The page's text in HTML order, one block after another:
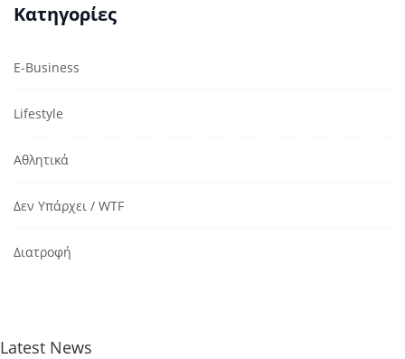
Κατηγορίες
E-Business
Lifestyle
Αθλητικά
Δεν Υπάρχει / WTF
Διατροφή
Latest News